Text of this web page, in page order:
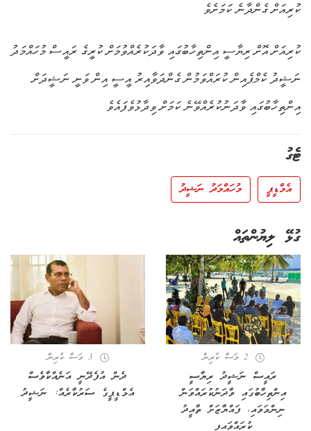
ކުރިއަށް ގެންދާނެ ކަމަށެވެ
ކުރިއަށް އޮށް ރިޔާސީ އިންތިހާބުގައި ވާދަކުރެއްވުމަށް ކުރީގެ ރައީސް މުހައްމަދު
ނަޝީދު ކެމްޕެއިން ކުރައްވަމުން ގެންދަވާއިރު އީސީ އިން ވަނީ ނަޝީދަށް
އިންތިހާބުގައި ވާދަނުކުރެއްވޭނެ ކަމަށް ވިދާޅުވެފައެވެ
ޓެގު
އެމްޑީޕީ މުހައްމަދު ނަޝީދު
ގުޅޭ ލިޔުންތައް
2 މަސް ކުރިން
ރައީސް ނަޝީދު ރިޔާސީ
އިންތިހާބުގައި ވާދަނުކުރައްވަން
ނިންމަވައި، ފައްޔާޒަށް ތާއީދު
ކުރައްވައިފި
3 މަސް ކުރިން
ދެން އުފެދޭނީ އަނެއްކާވެސް
އެމްޑީޕީގެ ސަރުކާރެއް: ނަޝީދު